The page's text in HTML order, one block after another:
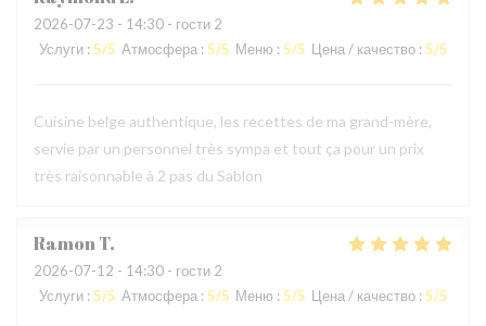
2026-07-23 - 14:30 - гости 2
Услуги : 5/5 Атмосфера : 5/5 Меню : 5/5 Цена / качество : 5/5
Cuisine belge authentique, les recettes de ma grand-mère,
servie par un personnel très sympa et tout ça pour un prix
très raisonnable à 2 pas du Sablon
RamonT
2026-07-12 - 14:30 - гости 2
Услуги : 5/5 Атмосфера : 5/5 Меню : 5/5 Цена / качество : 5/5